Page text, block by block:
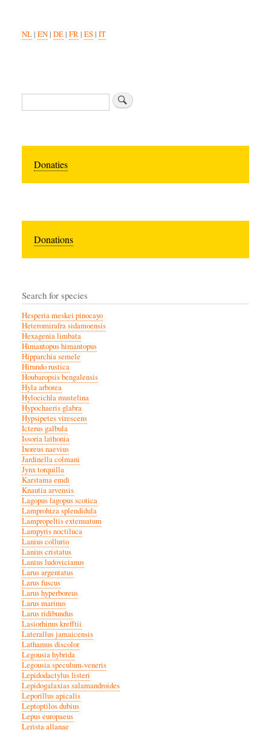
NL| EN| DE| FR| ES| IT
Zoeken
Donaties
Donations
Search for species
Hesperia meskei pinocayo
Heteromirafra sidamoensis
Hexagenia limbata
Himantopus himantopus
Hipparchia semele
Hirundo rustica
Houbaropsis bengalensis
Hyla arborea
Hylocichla mustelina
Hypochaeris glabra
Hypsipetes virescens
Icterus galbula
Issoria lathonia
Ixoreus naevius
Jardinella colmani
Jynx torquilla
Karstama emdi
Knautia arvensis
Lagopus lagopus scotica
Lamprohiza splendidula
Lampropeltis extenuatum
Lampyris noctiluca
Lanius collurio
Lanius cristatus
Lanius ludovicianus
Larus argentatus
Larus fuscus
Larus hyperboreus
Larus marinus
Larus ridibundus
Lasiorhinus krefftii
Laterallus jamaicensis
Lathamus discolor
Legousia hybrida
Legousia speculum-veneris
Lepidodactylus listeri
Lepidogalaxias salamandroides
Leporillus apicalis
Leptoptilos dubius
Lepus europaeus
Lerista allanae